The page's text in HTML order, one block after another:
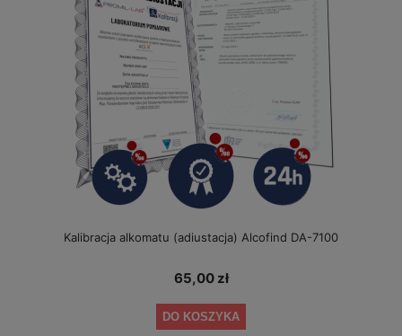
Kalibracja alkomatu (adiustacja) Alcofind DA-7100
65,00 zł
DO KOSZYKA